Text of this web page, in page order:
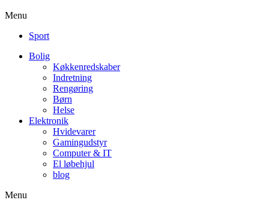
Menu
Sport
Bolig
Køkkenredskaber
Indretning
Rengøring
Børn
Helse
Elektronik
Hvidevarer
Gamingudstyr
Computer & IT
El løbehjul
blog
Menu